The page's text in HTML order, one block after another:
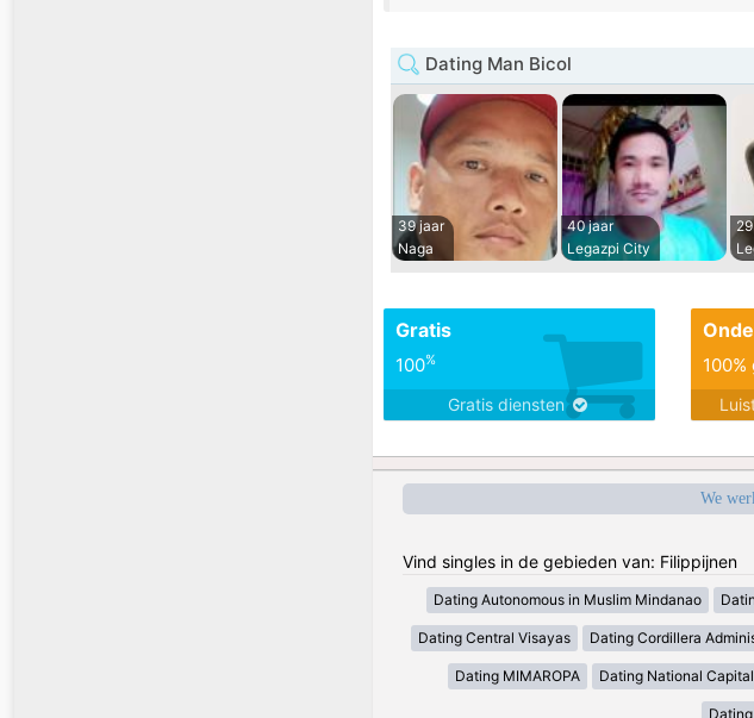
Dating Man Bicol
39 jaar
Naga
40 jaar
Legazpi City
Gratis
100%
Gratis diensten
We
Vind singles in de gebieden van: Filippijnen
Dating Autonomous in Muslim Mindanao
Dating Central Visayas Dating Cordillera
Dating MIMAROPA Dating National Capital